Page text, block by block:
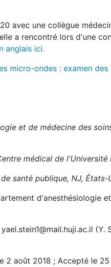
avec une collègue
a rencontré lors d'une
anglais ici.
micro-ondes : examen des
et de médecine des
médical de l'Université
santé publique, NJ, États-
d'anesthésiologie
yael.stein1@mail.huji.ac.il (Y.
2 août 2018 ; Accepté le